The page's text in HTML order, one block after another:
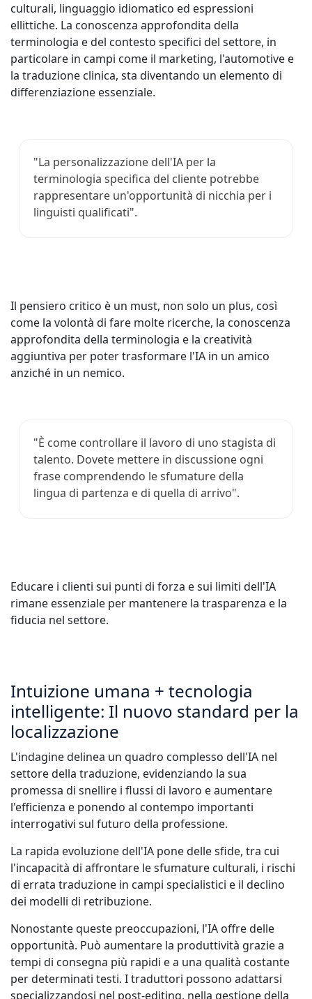
culturali, linguaggio idiomatico ed espressioni
ellittiche. La conoscenza approfondita della
terminologia e del contesto specifici del settore, in
particolare in campi come il marketing, l'automotive e
la traduzione clinica, sta diventando un elemento di
differenziazione essenziale.
"La personalizzazione dell'IA per la
terminologia specifica del cliente potrebbe
rappresentare un'opportunità di nicchia per i
linguisti qualificati".
Il pensiero critico è un must, non solo un plus, così
come la volontà di fare molte ricerche, la conoscenza
approfondita della terminologia e la creatività
aggiuntiva per poter trasformare l'IA in un amico
anziché in un nemico.
"È come controllare il lavoro di uno stagista di
talento. Dovete mettere in discussione ogni
frase comprendendo le sfumature della
lingua di partenza e di quella di arrivo".
Educare i clienti sui punti di forza e sui limiti dell'IA
rimane essenziale per mantenere la trasparenza e la
fiducia nel settore.
Intuizione umana + tecnologia
intelligente: Il nuovo standard per la
localizzazione
L'indagine delinea un quadro complesso dell'IA nel
settore della traduzione, evidenziando la sua
promessa di snellire i flussi di lavoro e aumentare
l'efficienza e ponendo al contempo importanti
interrogativi sul futuro della professione.
La rapida evoluzione dell'IA pone delle sfide, tra cui
l'incapacità di affrontare le sfumature culturali, i rischi
di errata traduzione in campi specialistici e il declino
dei modelli di retribuzione.
Nonostante queste preoccupazioni, l'IA offre delle
opportunità. Può aumentare la produttività grazie a
tempi di consegna più rapidi e a una qualità costante
per determinati testi. I traduttori possono adattarsi
specializzandosi nel post-editing, nella gestione della